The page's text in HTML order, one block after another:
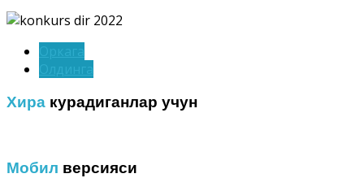
Хира курадиганлар учун
Мобил версияси